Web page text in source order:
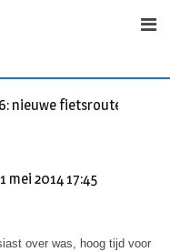
nieuwe fietsroutes
mei 2014 17:45
over was, hoog tijd voor